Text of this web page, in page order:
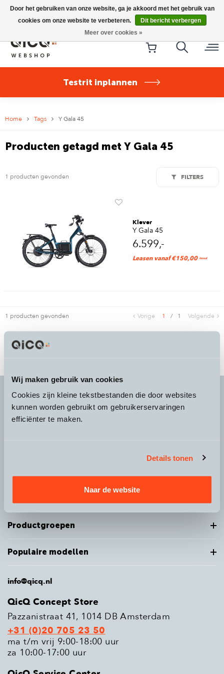
Wij maken gebruik van cookies
Cookies zijn kleine tekstbestanden die door websites
kunnen worden gebruikt om gebruikerservaringen
efficiënter te maken.
Details tonen
Naar de website
Riese & Müller Nevo5 Silent Core nu direct uit voorraad
leverbaar!
Testrit inplannen
Home Tags Y Gala 45
Producten getagd met Y Gala 45
1 producten gevonden FILTERS
Klever
Y Gala 45
6.599,-
Leasen vanaf €150,00 /mnd
1 producten gevonden Vorige 1 / 1 Volgende
It's more than achoice
Productgroepen
Populaire modellen
info@qicq.nl
QicQ Concept Store
Pazzanistraat 41, 1014 DB Amsterdam
+31 (0)20 705 23 50
ma t/m vrij 9:00-18:00 uur
za 10:00-17:00 uur
Door het gebruiken van onze website, ga je akkoord met het gebruik van
cookies om onze website te verbeteren.
Dit bericht verbergen
Meer over cookies »